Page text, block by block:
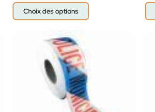
Choix des options